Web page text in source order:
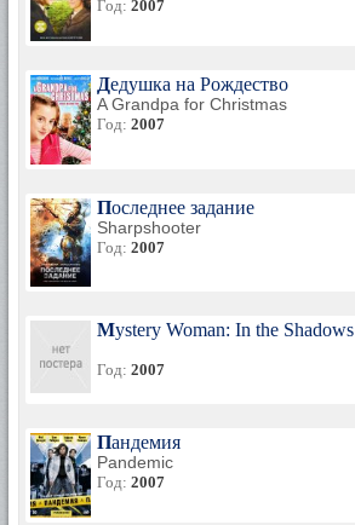
Год: 2007
Дедушка на Рождество
A Grandpa for Christmas
Год: 2007
Последнее задание
Sharpshooter
Год: 2007
Mystery Woman: In the Shadows
Год: 2007
Пандемия
Pandemic
Год: 2007